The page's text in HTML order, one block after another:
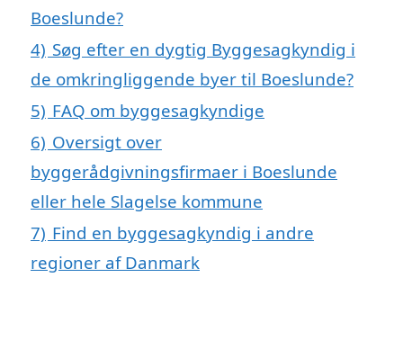
Boeslunde?
4) Søg efter en dygtig Byggesagkyndig i
de omkringliggende byer til Boeslunde?
5) FAQ om byggesagkyndige
6) Oversigt over
byggerådgivningsfirmaer i Boeslunde
eller hele Slagelse kommune
7) Find en byggesagkyndig i andre
regioner af Danmark